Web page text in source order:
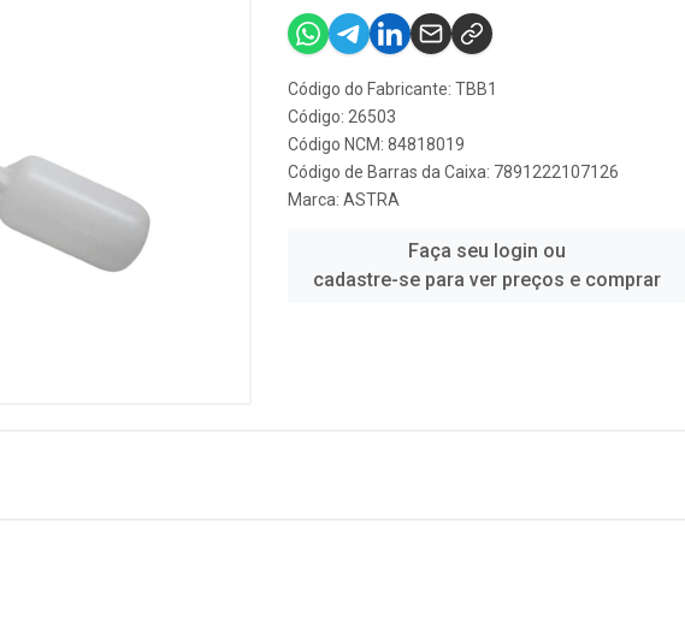
Código do Fabricante: TBB1
Código: 26503
Código NCM: 84818019
Código de Barras da Caixa: 7891222107126
Marca: ASTRA
Faça seu login ou
cadastre-se para ver preços e comprar